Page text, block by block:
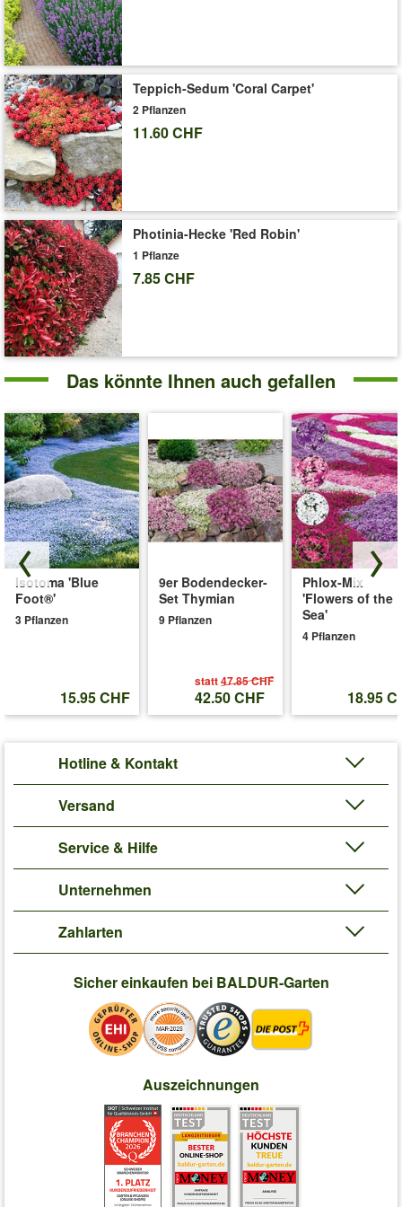
Liefergrösse:9x9cm Topf
'Küchenschelle 'Fairy Dreams''
Teppich-Sedum 'Coral Carpet'
2 Pflanzen
11.60 CHF
Photinia-Hecke 'Red Robin'
1 Pflanze
7.85 CHF
Das könnte Ihnen auch gefallen
Isotoma 'Blue
Foot®'
3 Pflanzen
15.95 CHF
9er Bodendecker-
Set Thymian
9 Pflanzen
statt47.85 CHF
42.50 CHF
Phlox-Mix
'Flowers of the
Sea'
4 Pflanzen
18.95
Hotline & Kontakt
Versand
Service & Hilfe
Unternehmen
Zahlarten
Sicher einkaufen bei BALDUR-Garten
Auszeichnungen